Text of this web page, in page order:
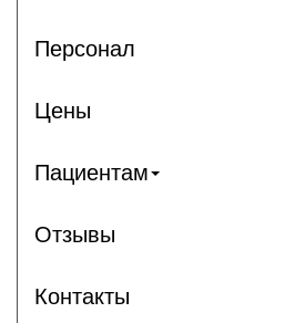
Персонал
Цены
Пациентам
Отзывы
Контакты